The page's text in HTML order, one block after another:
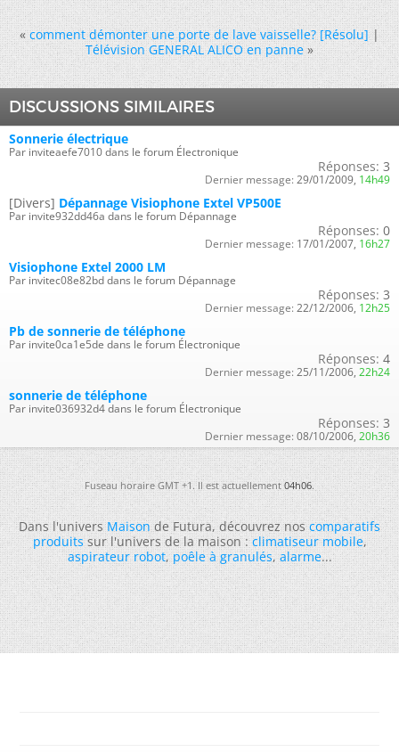
« comment démonter une porte de lave vaisselle? [Résolu]|
Télévision GENERAL ALICO en panne »
DISCUSSIONS SIMILAIRES
Sonnerie électrique
Par inviteaefe7010 dans le forum Électronique
Réponses: 3
Dernier message: 29/01/2009, 14h49
[Divers] Dépannage Visiophone Extel VP500E
Par invite932dd46a dans le forum Dépannage
Réponses: 0
Dernier message: 17/01/2007, 16h27
Visiophone Extel 2000 LM
Par invitec08e82bd dans le forum Dépannage
Réponses: 3
Dernier message: 22/12/2006, 12h25
Pb de sonnerie de téléphone
Par invite0ca1e5de dans le forum Électronique
Réponses: 4
Dernier message: 25/11/2006, 22h24
sonnerie de téléphone
Par invite036932d4 dans le forum Électronique
Réponses: 3
Dernier message: 08/10/2006, 20h36
Fuseau horaire GMT +1. Il est actuellement04h06.
Dans l'universMaisonde Futura, découvrez noscomparatifs
produitssur l'univers de la maison :climatiseur mobile,
aspirateur robot,poêle à granulés,alarme...